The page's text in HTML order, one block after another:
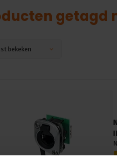
getagd
bekeken